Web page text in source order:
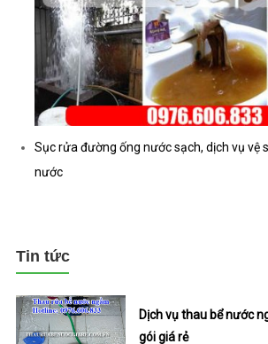
Sục rửa đường ống nước sạch, dịch vụ vệ
nước
Tin tức
Dịch vụ thau bể nước
gói giá rẻ